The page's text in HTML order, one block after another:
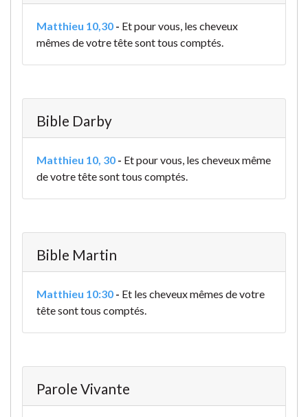
Matthieu 10,30 - Et pour vous, les cheveux
mêmes de votre tête sont tous comptés.
Bible Darby
Matthieu 10, 30 - Et pour vous, les cheveux même
de votre tête sont tous comptés.
Bible Martin
Matthieu 10:30 - Et les cheveux mêmes de votre
tête sont tous comptés.
Parole Vivante